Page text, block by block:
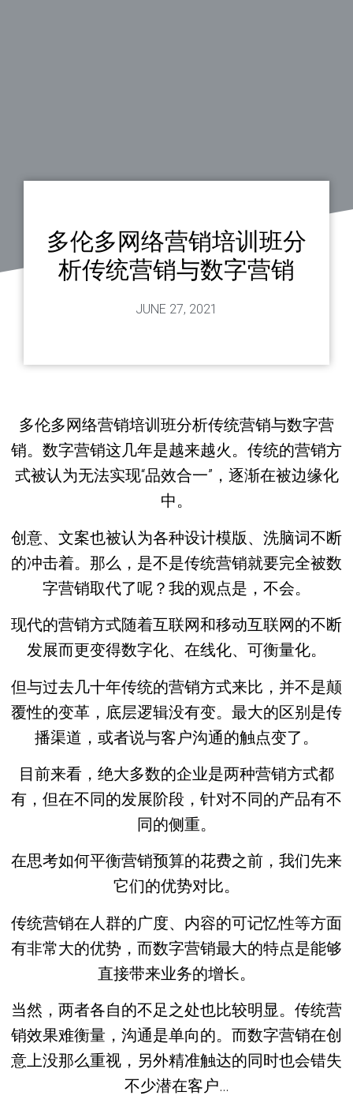
多伦多网络营销培训班分
析传统营销与数字营销
JUNE 27, 2021
多伦多网络营销培训班分析传统营销与数字营
销。数字营销这几年是越来越火。传统的营销方
式被认为无法实现“品效合一”，逐渐在被边缘化
中。
创意、文案也被认为各种设计模版、洗脑词不断
的冲击着。那么，是不是传统营销就要完全被数
字营销取代了呢？我的观点是，不会。
现代的营销方式随着互联网和移动互联网的不断
发展而更变得数字化、在线化、可衡量化。
但与过去几十年传统的营销方式来比，并不是颠
覆性的变革，底层逻辑没有变。最大的区别是传
播渠道，或者说与客户沟通的触点变了。
目前来看，绝大多数的企业是两种营销方式都
有，但在不同的发展阶段，针对不同的产品有不
同的侧重。
在思考如何平衡营销预算的花费之前，我们先来
它们的优势对比。
传统营销在人群的广度、内容的可记忆性等方面
有非常大的优势，而数字营销最大的特点是能够
直接带来业务的增长。
当然，两者各自的不足之处也比较明显。传统营
销效果难衡量，沟通是单向的。而数字营销在创
意上没那么重视，另外精准触达的同时也会错失
不少潜在客户…